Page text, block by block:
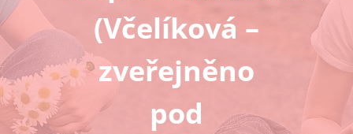
(Včelíková –
zveřejněno
pod